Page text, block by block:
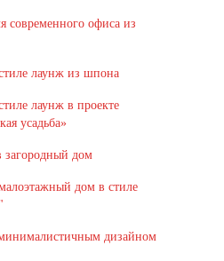
современного офиса из
лаунж из шпона
лаунж в проекте
усадьба»
загородный дом
дом в стиле
дизайном